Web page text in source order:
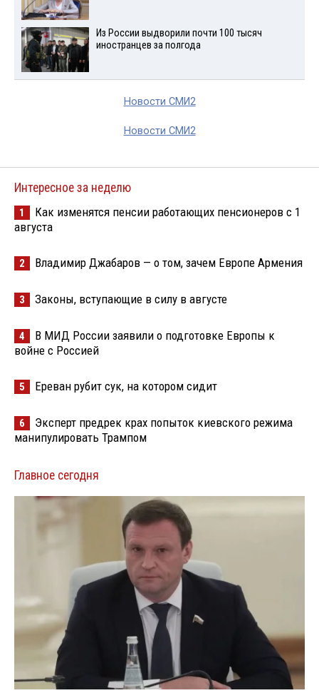
Из России выдворили почти 100 тысяч
иностранцев за полгода
Новости СМИ2
Новости СМИ2
Интересное за неделю
1
Как изменятся пенсии работающих пенсионеров с 1
августа
2 Владимир Джабаров — о том, зачем Европе Армения
3 Законы, вступающие в силу в августе
4
В МИД России заявили о подготовке Европы к
войне с Россией
5 Ереван рубит сук, на котором сидит
6
Эксперт предрек крах попыток киевского режима
манипулировать Трампом
Главное сегодня